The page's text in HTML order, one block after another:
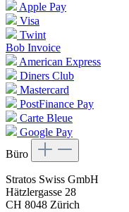
Apple Pay
Visa
Twint
Bob Invoice
American Express
Diners Club
Mastercard
PostFinance Pay
Carte Bleue
Google Pay
Büro
Stratos Swiss GmbH
Hätzlergasse 28
CH 8048 Zürich